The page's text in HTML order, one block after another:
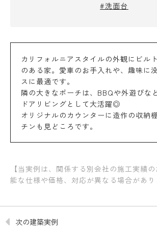
#洗面台
カリフォルニアスタイルの外観にビル
のある家。愛車のお手入れや、趣味に
スに最適です。
隣の大きなポーチは、BBQや外遊びな
ドアリビングとして大活躍◎
オリジナルのカウンターに造作の収納
チンも見どころです。
【当実例は、関係する別会社の施工実績
能な仕様や価格、対応が異なる場合があり
次の建築実例